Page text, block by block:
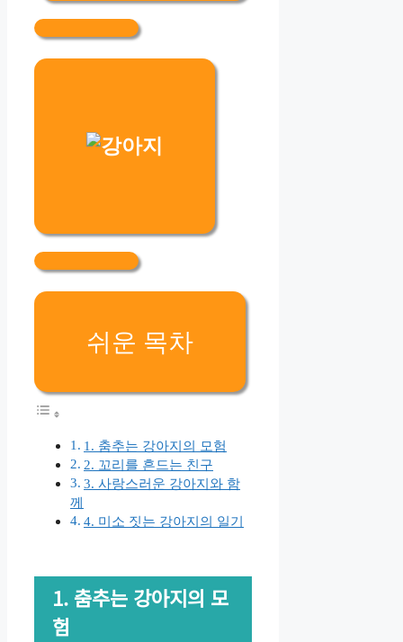
쉬운 목차
1. 춤추는 강아지의 모험
2. 꼬리를 흔드는 친구
3. 사랑스러운 강아지와 함
께
4. 미소 짓는 강아지의 일기
1. 춤추는 강아지의 모
험